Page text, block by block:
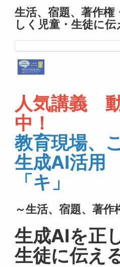
生活、宿題、著作権
しく児童・生徒に
人気講義
中！
教育現場、
生成AI活用
「キ」
～生活、宿題、著作
生成AIを正
生徒に伝え